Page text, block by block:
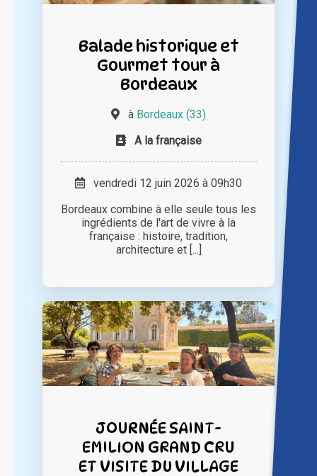
Balade historique et
Gourmet tour à
Bordeaux
à Bordeaux (33)
A la française
vendredi 12 juin 2026 à 09h30
Bordeaux combine à elle seule tous les
ingrédients de l'art de vivre à la
française : histoire, tradition,
architecture et [...]
JOURNÉE SAINT-
EMILION GRAND CRU
ET VISITE DU VILLAGE